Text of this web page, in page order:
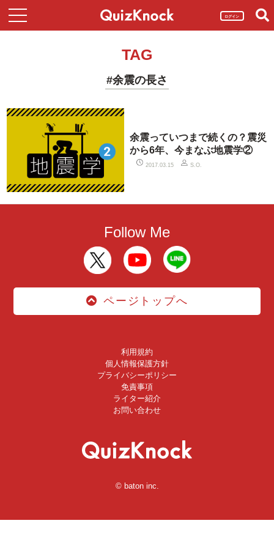
ログイン
TAG
#余震の長さ
余震っていつまで続くの？震災
から6年、今まなぶ地震学②
2017.03.15 S.O.
Follow Me
ページトップへ
利用規約
個人情報保護方針
プライバシーポリシー
免責事項
ライター紹介
お問い合わせ
© baton inc.